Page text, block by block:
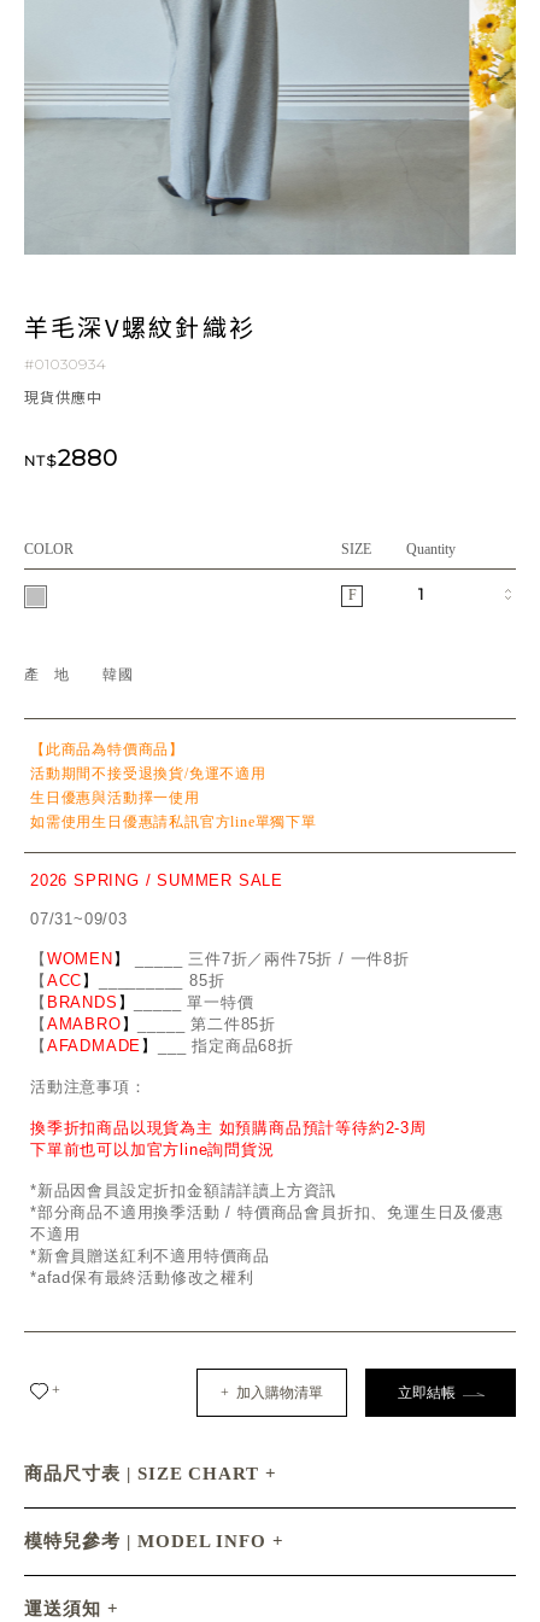
羊毛深V螺紋針織衫
#01030934
現貨供應中
NT$2880
COLOR SIZE Quantity
F
產地韓國
【此商品為特價商品】
活動期間不接受退換貨/免運不適用
生日優惠與活動擇一使用
如需使用生日優惠請私訊官方line單獨下單
2026 SPRING / SUMMER SALE
07/31~09/03
【 WOMEN 】
___ 三件7折／兩件75折 / 一件8折
【 ACC 】
____ 85折
【 BRANDS 】
_ 單一特價
【 AMABRO 】
_ 第二件85折
【 AFADMADE 】 ___ 指定商品68折
活動注意事項：
換季折扣商品以現貨為主 如預購商品預計等待約2-3周
下單前也可以加官方line詢問貨況
*新品因會員設定折扣金額請詳讀上方資訊
*部分商品不適用換季活動 / 特價商品會員折扣、免運生日及優惠
不適用
*新會員贈送紅利不適用特價商品
*afad保有最終活動修改之權利
+ + 加入購物清單 立即結帳
商品尺寸表 | SIZE CHART
模特兒參考 | MODEL INFO
運送須知